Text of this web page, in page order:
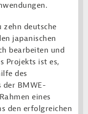
zehn deutsche
japanischen
bearbeiten und
Projekts ist es,
des
der BMWE-
eines
den erfolgreichen